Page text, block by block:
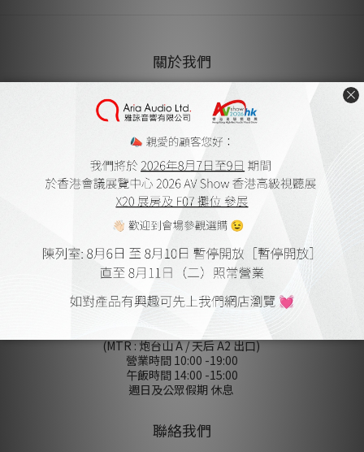
關於我們
雅詠音響
家庭影院設計及工程
送貨及付款方式
網上購物流程
保養細則
登記保養
條款及細則
無障礙聲明
私隠政策
陳列室
(MTR : 炮台山 A / 天后 A2 出口)
營業時間 10:00 -19:00
午飯時間 14:00 -15:00
週日及公眾假期 休息
聯絡我們